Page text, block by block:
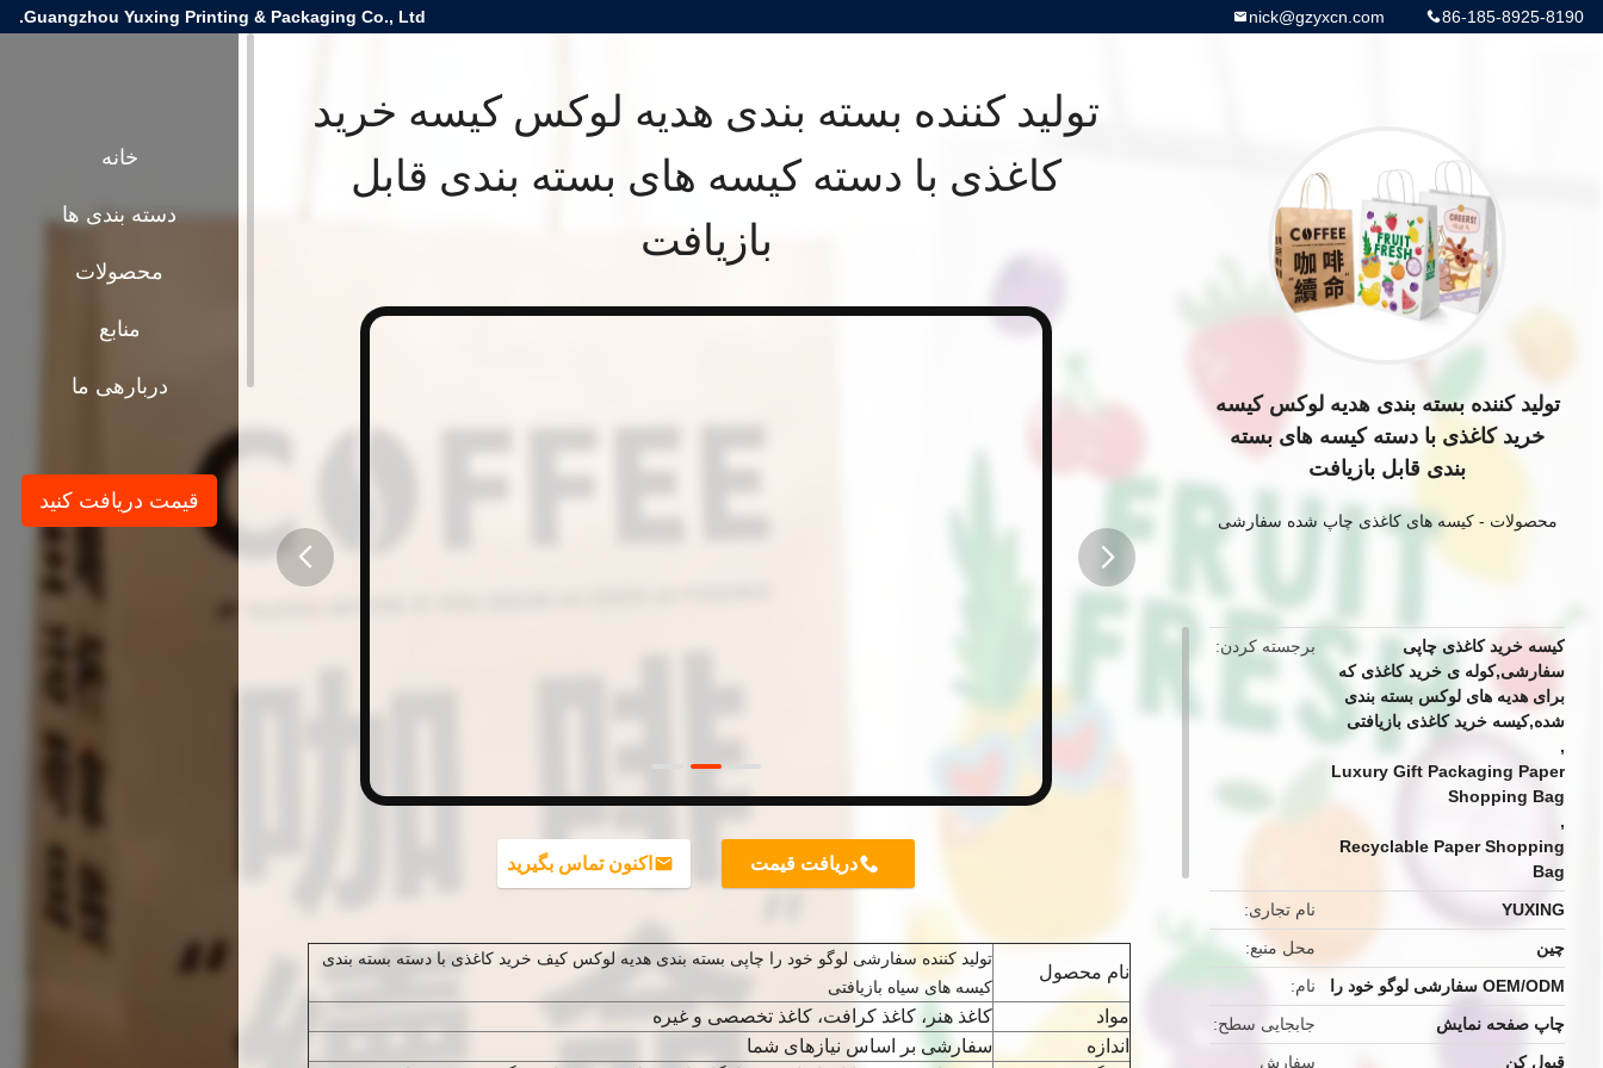
Guangzhou Yuxing Printing & Packaging Co., Ltd. 86-185-8925-8190
nick@gzyxcn.com
تولید کننده بسته بندی هدیه لوکس کیسه
خرید کاغذی با دسته کیسه های بسته
بندی قابل بازیافت
محصولات -کیسه های کاغذی چاپ شده سفارشی
برجسته کردن
کیسه خرید کاغذی چاپی
سفارشی,کوله ی خرید کاغذی که
برای هدیه های لوکس بسته بندی
شده,کیسه خرید کاغذی بازیافتی
,
Luxury Gift Packaging Paper
Shopping Bag
,
Recyclable Paper Shopping
Bag
نام تجاری
YUXING
محل منبع
چین
نام
OEM/ODM سفارشی لوگو خود را
جابجایی سطح
چاپ صفحه نمایش
سفارش
قبول کن
تولید کننده بسته بندی هدیه لوکس کیسه خرید
کاغذی با دسته کیسه های بسته بندی قابل
بازیافت
button
دریافت قیمت اکنون تماس بگیرید
نام محصول
تولید کننده سفارشی لوگو خود را چاپی بسته بندی هدیه لوکس کیف خرید کاغذی با دسته بسته بندی
کیسه های سیاه بازیافتی
مواد
کاغذ هنر، کاغذ کرافت، کاغذ تخصصی و غیره
اندازه
سفارشی بر اساس نیازهای شما
خانه
دسته بندی ها
محصولات
منابع
دربارهی ما
قیمت دریافت کنید